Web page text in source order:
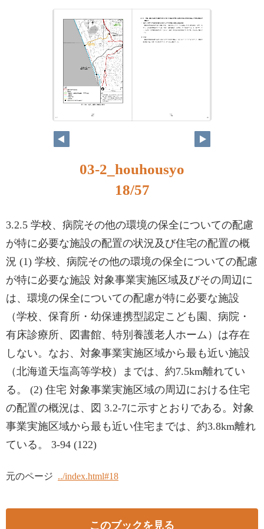
18
17
03-2_houhousyo
18/57
3.2.5 学校、病院その他の環境の保全についての配慮
が特に必要な施設の配置の状況及び住宅の配置の概
況 (1) 学校、病院その他の環境の保全についての配慮
が特に必要な施設 対象事業実施区域及びその周辺に
は、環境の保全についての配慮が特に必要な施設
（学校、保育所・幼保連携型認定こども園、病院・
有床診療所、図書館、特別養護老人ホーム）は存在
しない。なお、対象事業実施区域から最も近い施設
（北海道天塩高等学校）までは、約7.5km離れてい
る。 (2) 住宅 対象事業実施区域の周辺における住宅
の配置の概況は、図 3.2-7に示すとおりである。対象
事業実施区域から最も近い住宅までは、約3.8km離れ
ている。 3-94 (122)
元のページ ../index.html#18
このブックを見る